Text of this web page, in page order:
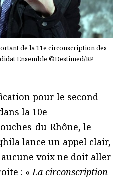
de la 11e circonscription des
Ensemble ©Destimed/RP
pour le second
la 10e
du-Rhône, le
lance un appel clair,
voix ne doit aller
: « La circonscription